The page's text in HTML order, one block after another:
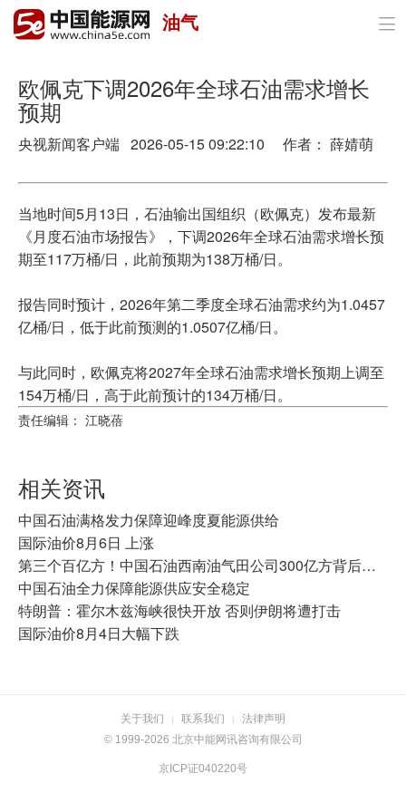
首页
政策与经济
电力
新能源
分布式能源
油气 
欧佩克下调2026年全球石油需求增长
预期
央视新闻客户端 2026-05-15 09:22:10 作者： 薛婧萌
当地时间5月13日，石油输出国组织（欧佩克）发布最新
《月度石油市场报告》，下调2026年全球石油需求增长预
期至117万桶/日，此前预期为138万桶/日。
报告同时预计，2026年第二季度全球石油需求约为1.0457
亿桶/日，低于此前预测的1.0507亿桶/日。
与此同时，欧佩克将2027年全球石油需求增长预期上调至
154万桶/日，高于此前预计的134万桶/日。
责任编辑： 江晓蓓
相关资讯
中国石油满格发力保障迎峰度夏能源供给
国际油价8月6日 上涨
第三个百亿方！中国石油西南油气田公司300亿方背后的“攻守道”
中国石油全力保障能源供应安全稳定
特朗普：霍尔木兹海峡很快开放 否则伊朗将遭打击
国际油价8月4日大幅下跌
关于我们 | 联系我们 |
法律声明
© 1999-2026 北京中能网讯咨询有限公司
京ICP证040220号